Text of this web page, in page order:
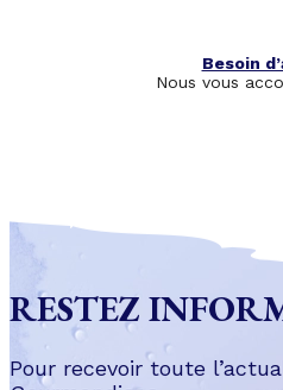
Besoin
Nous vous
RESTEZ
Pour recevoir toute